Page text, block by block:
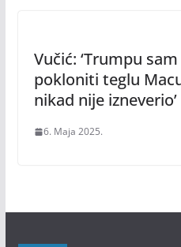
Vučić: ‘Trumpu
pokloniti teglu
nikad nije izneverio’
6. Maja 2025.